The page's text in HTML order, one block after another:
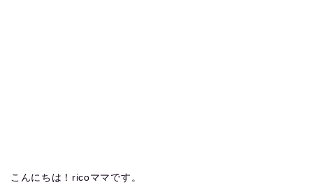
こんにちは！ricoママです。